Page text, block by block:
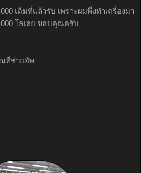
เต็มที่แล้วรับ เพราะผมพึ่งทำเครื่องมา
โลเลย ขอบคุณครับ
ที่ช่วยอัพ